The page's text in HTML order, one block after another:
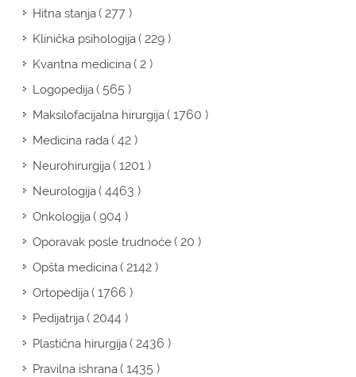
Hitna stanja( 277 )
Klinička psihologija( 229 )
Kvantna medicina( 2 )
Logopedija( 565 )
Maksilofacijalna hirurgija( 1760 )
Medicina rada( 42 )
Neurohirurgija( 1201 )
Neurologija( 4463 )
Onkologija( 904 )
Oporavak posle trudnoće( 20 )
Opšta medicina( 2142 )
Ortopedija( 1766 )
Pedijatrija( 2044 )
Plastična hirurgija( 2436 )
Pravilna ishrana( 1435 )